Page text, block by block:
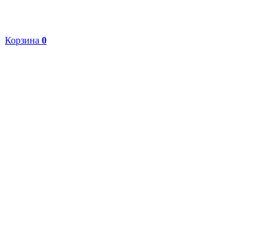
Корзина 0